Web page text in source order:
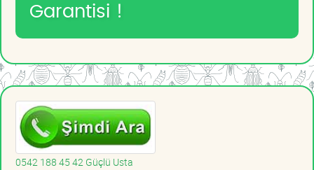
Garantisi !
0542 188 45 42 Güçlü Usta